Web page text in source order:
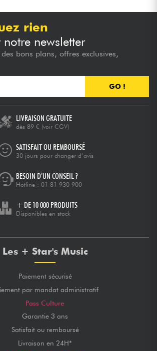
rien
notre newsletter
des bons plans, offres exclusives,
GO !
LIVRAISON GRATUITE
dès 89 € (voir CGV)
SATISFAIT OU REMBOURSÉ
30 jours pour changer d’avis
BESOIN D’UN CONSEIL ?
Hotline : 01 81 930 900
+ DE 10 000 PRODUITS
Disponibles en stock
Les + Star's Music
Paiement sécurisé
par mandat administratif
Pass Culture
Garantie 3 ans
Satisfait ou remboursé
Livraison en 24H*